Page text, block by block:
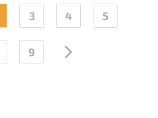
3 4 5
9 →